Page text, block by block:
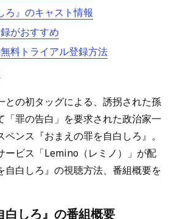
ろ』のキャスト情報
がおすすめ
料トライアル登録方法
との初タッグによる、誘拐された孫
「罪の告白」を要求された政治家一
ンス『おまえの罪を自白しろ』。
ービス「Lemino（レミノ）」が配
自白しろ』の視聴方法、番組概要を
白しろ』の番組概要